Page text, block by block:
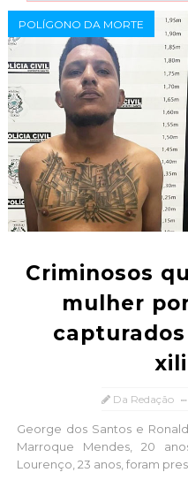
POLÍGONO DA MORTE
Criminosos
mulher
Da Redação
George dos Santos e
Marroque Mendes, 20
Lourenço, 23 anos, foram